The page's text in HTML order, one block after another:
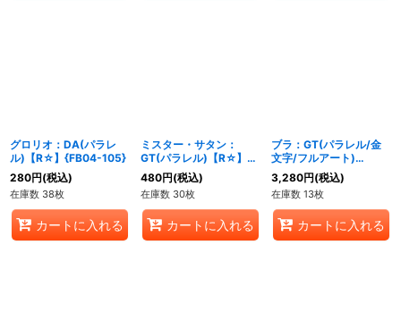
グロリオ：DA(パラレ
ル)【R☆】{FB04-105}
280円(税込)
在庫数 38枚
カートに入れる
ミスター・サタン：
GT(パラレル)【R☆】
{FB03-132}
480円(税込)
在庫数 30枚
カートに入れる
ブラ：GT(パラレル/金
文字/フルアート)
【UC☆】{FB03-127}
3,280円(税込)
在庫数 13枚
カートに入れる